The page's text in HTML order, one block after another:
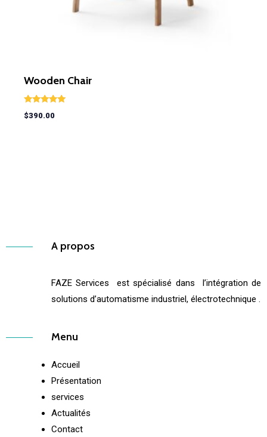
Wooden Chair
Rated
5.00
$390.00
A propos
FAZE Services est spécialisé dans l’intégration de
solutions d’automatisme industriel, électrotechnique .
Menu
Accueil
Présentation
services
Actualités
Contact